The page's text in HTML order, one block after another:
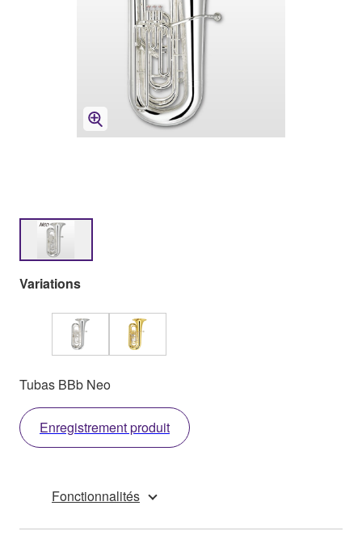
Variations
Tubas BBb Neo
Enregistrement produit
Fonctionnalités